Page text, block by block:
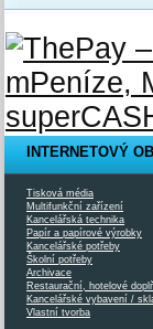
INTERNETOVÝ
Tisková média
Multifunkční zařízení
Kancelářská technika
Papír a papírové výrobky
Kancelářské potřeby
Školní potřeby
Archivace
Restaurační, hotelové
Kancelářské vybavení /
Vlastní tvorba